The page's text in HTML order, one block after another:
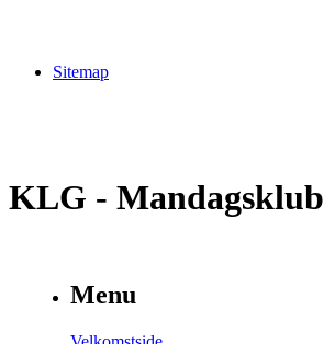
Sitemap
KLG - Mandagsklub
Menu